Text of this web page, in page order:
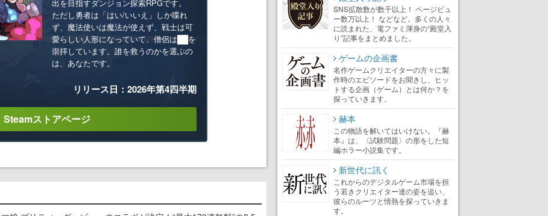
出を目指すダンジョン探索RPGです。
ただし勇者は「はい/いいえ」しか喋れ
ず、魔法使いは魔法が使えず、戦士は可
愛らしい人形になっていて、僧侶は██を
崇拝しています。誰を救うのかを選ぶの
は、あなたです。
リリース日：2026年第4四半期
Steamストアページ
SNS拡散数が数千以上！ ページビュ
ー数万以上！ などなど。多くの人々
に読まれた、電ファミ渾身の“殿堂入
り”記事をまとめました。
ゲームの企画書
名作ゲームクリエイターの方々に製
作時のエピソードをお聞きし、ヒッ
トする企画（ゲーム）とは何か？を
探っていきます。
赫本
この物語を解いてはいけない。『赫
本』は、〈試験問題〉の形をした短
編ホラー小説集です。
新世代に訊く
これからのデジタルゲーム市場を担
う若きクリエイター達の姿を追い、
彼らのルーツと情熱を探っていきま
す。